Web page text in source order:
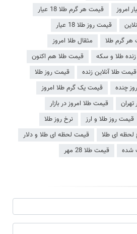
قیمت هر گرم طلا 18 عیار
قیمت روز طلا 18 عیار
گرم طلا
مثقال طلا امروز
طلا و سکه
قیمت طلا هم اکنون
قیمت طلا آنلاین زنده
قیمت روز طلا
چنده
قیمت یک گرم طلا امروز
قیمت طلا امروز در بازار
قیمت روز طلا و ارز
نرخ روز طلا
لحظه ای طلا
قیمت لحظه ای طلا و دلار
شده قیمت طلا 28 مهر